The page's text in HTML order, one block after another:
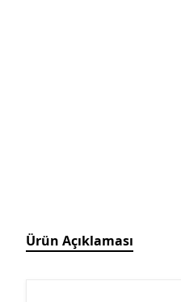
Ürün Açıklaması